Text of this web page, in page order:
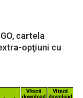
cartela
opţiuni cu